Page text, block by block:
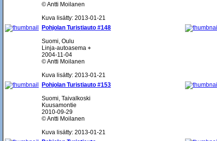
© Antti Moilanen
Kuva lisätty: 2013-01-21
Pohjolan Turistiauto #148
Suomi, Oulu
Linja-autoasema ⌖
2004-11-04
© Antti Moilanen
Kuva lisätty: 2013-01-21
Pohjolan Turistiauto #153
Suomi, Taivalkoski
Kuusamontie
2010-09-29
© Antti Moilanen
Kuva lisätty: 2013-01-21